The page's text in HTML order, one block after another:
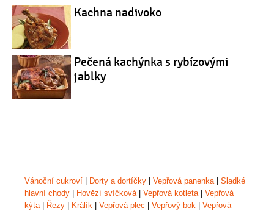
Kachna nadivoko
Pečená kachýnka s rybízovými
jablky
Vánoční cukroví Dorty a dortíčky Vepřová panenka| Sladké
hlavní chody
Hovězí svíčková| Vepřová kotleta| Vepřová
kýta| Řezy Králík Vepřová plec Vepřový bok
Vepřová